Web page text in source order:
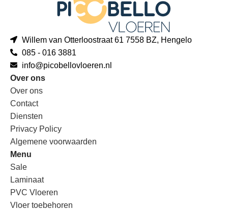
Willem van Otterloostraat 61 7558 BZ, Hengelo
085 - 016 3881
info@picobellovloeren.nl
Over ons
Over ons
Contact
Diensten
Privacy Policy
Algemene voorwaarden
Menu
Sale
Laminaat
PVC Vloeren
Vloer toebehoren